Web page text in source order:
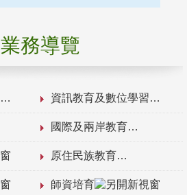
業務導覽
資訊教育及數位學習
國際及兩岸教育
原住民族教育
師資培育